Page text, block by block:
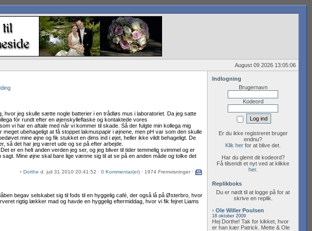
August 09 2026 13:05:06
hvor jeg skulle sætte nogle batterier i en trådløs mus i laboratoriet. Da jeg satte
fór rundt efter en øjenskylleflaske og kontaktede vores
vi har en aftale med når vi kommer til skade. Så der fulgte min kollega mig
ubehageligt at få stoppet lakmuspapir i øjnene, men pH var som den skulle
mine øjne og fik stukket en dims ind i øjet, heller ikke vildt behageligt. De
så det har jeg været ude og se på efter arbejde.
er en helt anden verden jeg ser, og jeg bliver til tider temmelig svimmel og er
Mine øjne skal bare lige vænne sig til at se på en anden måde og tolke det
Dorthe d. juli 31 2010 20:41:52 · 0 Kommentar(er) · 1974 Fremvisninger ·
begav selskabet sig til fods til en hyggelig café, der også lå på Østerbro, hvor
rigtig lækker mad og havde en hyggelig eftermiddag, hvor vi fik fejret Liams
Indlogning
Brugernavn
Kodeord
Er du ikke registreret bruger
endnu?
Klik her for at blive det.
Har du glemt dit kodeord?
Få tilsendt et nyt ved at klikke
her.
Replikboks
Du er nødt til at logge på for at
skrive en replik.
Ole Willer Poulsen
18 oktober 2009
Hej Dorthe! Tak for kikket, hvor
er han kær Patrick. Mette & Ole